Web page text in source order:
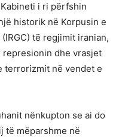
i ri përfshin
historik në Korpusin e
të regjimit iranian,
dhe vrasjet
terrorizmit në vendet e
nënkupton se ai do
të mëparshme në